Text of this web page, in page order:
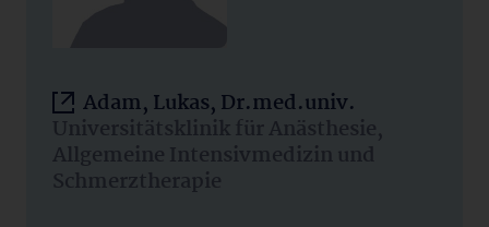
Adam, Lukas, Dr.med.univ.
Universitätsklinik für Anästhesie,
Allgemeine Intensivmedizin und
Schmerztherapie